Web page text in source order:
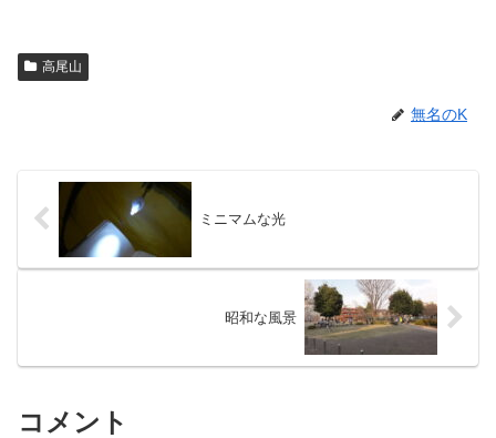
高尾山
無名のK
ミニマムな光
昭和な風景
コメント